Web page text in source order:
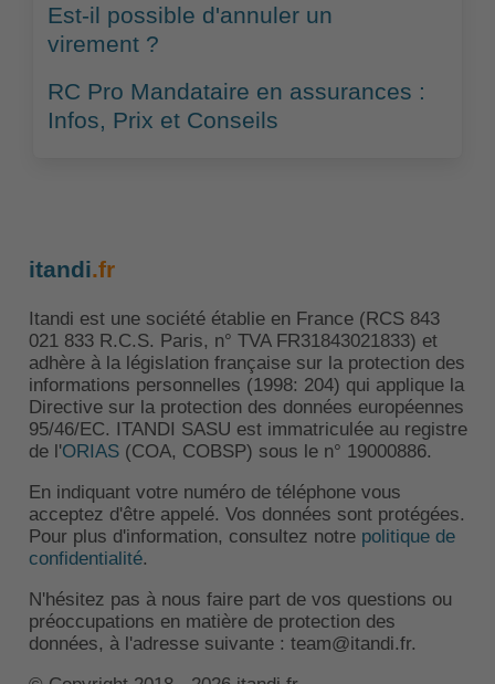
Est-il possible d'annuler un
virement ?
RC Pro Mandataire en assurances :
Infos, Prix et Conseils
itandi.fr
Itandi est une société établie en France (RCS 843
021 833 R.C.S. Paris, n° TVA FR31843021833) et
adhère à la législation française sur la protection des
informations personnelles (1998: 204) qui applique la
Directive sur la protection des données européennes
95/46/EC. ITANDI SASU est immatriculée au registre
de l'ORIAS(COA, COBSP) sous le n° 19000886.
En indiquant votre numéro de téléphone vous
acceptez d'être appelé. Vos données sont protégées.
Pour plus d'information, consultez notre politique de
confidentialité.
N'hésitez pas à nous faire part de vos questions ou
préoccupations en matière de protection des
données, à l'adresse suivante : team@itandi.fr.